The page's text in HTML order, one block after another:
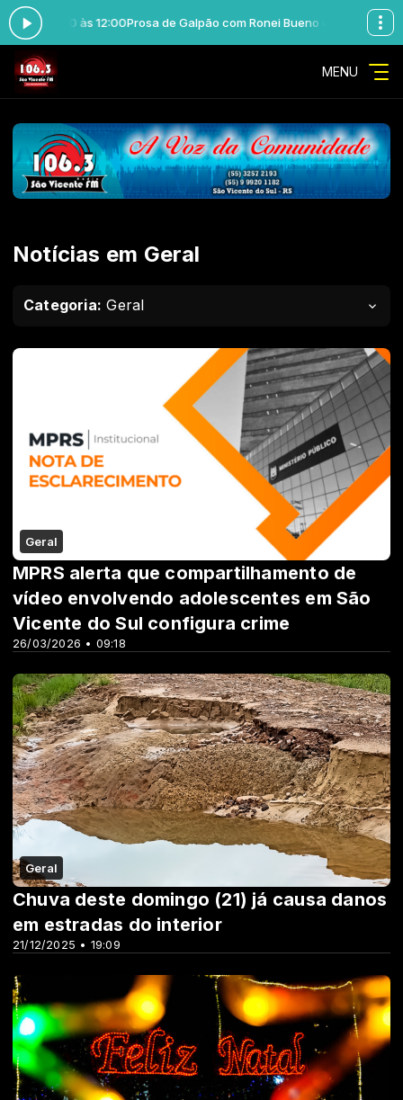
11:00 às 12:00Prosa de Galpão com Ronei Bueno das 11:00 às 12:00
MENU
Notícias em Geral
Categoria: Geral
Geral
26/03/2026 • 09:18
MPRS alerta que compartilhamento de
vídeo envolvendo adolescentes em São
Vicente do Sul configura crime
Geral
21/12/2025 • 19:09
Chuva deste domingo (21) já causa danos
em estradas do interior